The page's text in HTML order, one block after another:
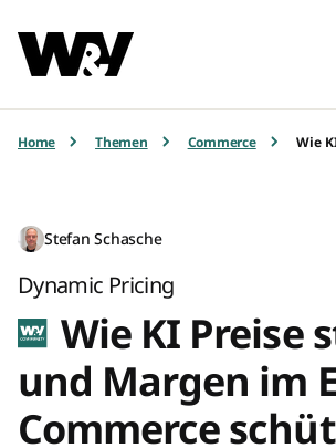
Home Themen Commerce Wie
Stefan Schasche
Dynamic Pricing
Wie KI Preise
und Margen im
Commerce